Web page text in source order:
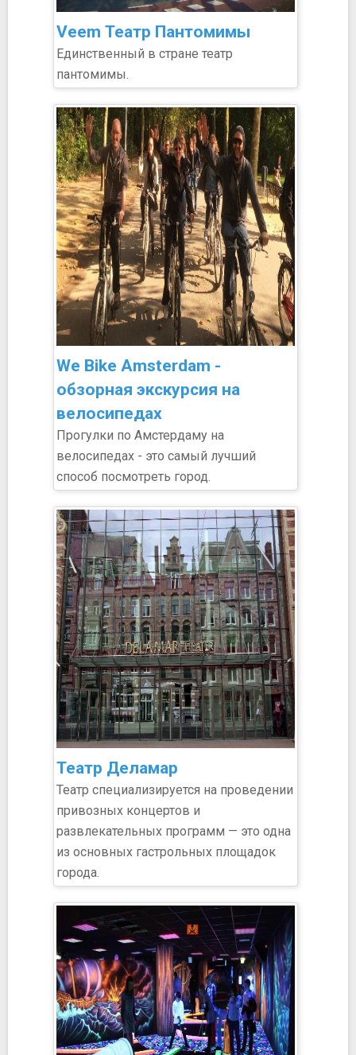
Veem Театр Пантомимы
Единственный в стране театр
пантомимы.
We Bike Amsterdam -
обзорная экскурсия на
велосипедах
Прогулки по Амстердаму на
велосипедах - это самый лучший
способ посмотреть город.
Театр Деламар
Театр специализируется на проведении
привозных концертов и
развлекательных программ — это одна
из основных гастрольных площадок
города.